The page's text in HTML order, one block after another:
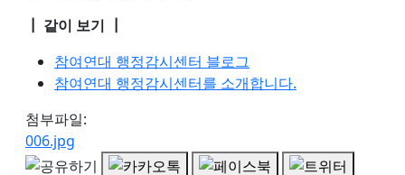
┃ 같이 보기 ┃
참여연대 행정감시센터 블로그
참여연대 행정감시센터를 소개합니다.
첨부파일:
006.jpg